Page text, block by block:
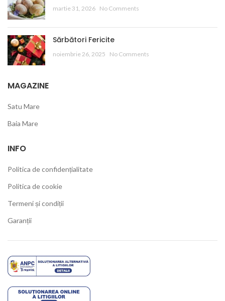
martie 31, 2026 No Comments
Sărbători Fericite
noiembrie 26, 2025 No Comments
MAGAZINE
Satu Mare
Baia Mare
INFO
Politica de confidențialitate
Politica de cookie
Termeni și condiții
Garanții